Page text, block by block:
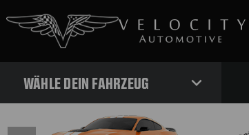
WÄHLE DEIN FAHRZEUG expand_more